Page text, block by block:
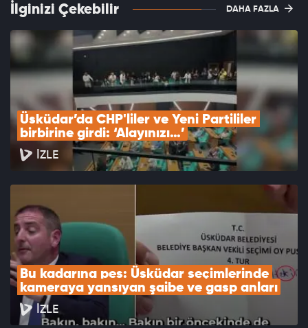
İlginizi Çekebilir DAHA FAZLA
Üsküdar’da CHP'liler ve Yeni Partililer
birbirine girdi: ‘Alayınızı…’
İZLE
Bu kadarına pes: Üsküdar seçimlerinde
kameraya yansıyan şaibe ve gasp anları
İZLE